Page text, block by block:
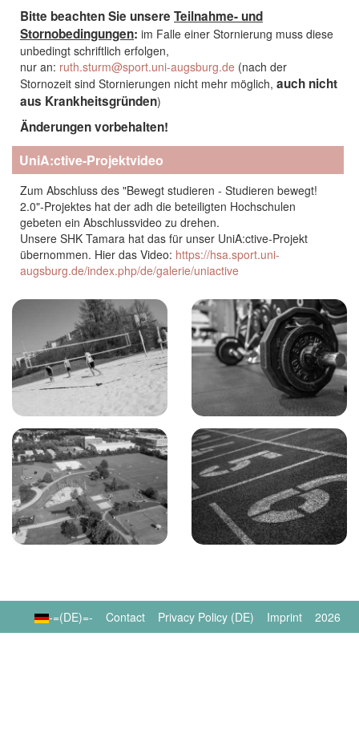
Bitte beachten Sie unsere Teilnahme- und
Stornobedingungen: im Falle einer Stornierung muss diese
unbedingt schriftlich erfolgen,
nur an: ruth.sturm@sport.uni-augsburg.de (nach der
Stornozeit sind Stornierungen nicht mehr möglich, auch nicht
aus Krankheitsgründen)
Änderungen vorbehalten!
UniA:ctive-Projektvideo
Zum Abschluss des "Bewegt studieren - Studieren bewegt!
2.0"-Projektes hat der adh die beteiligten Hochschulen
gebeten ein Abschlussvideo zu drehen.
Unsere SHK Tamara hat das für unser UniA:ctive-Projekt
übernommen. Hier das Video: https://hsa.sport.uni-
augsburg.de/index.php/de/galerie/uniactive
2026
Imprint
Privacy Policy (DE)
Contact
-=(DE)=-